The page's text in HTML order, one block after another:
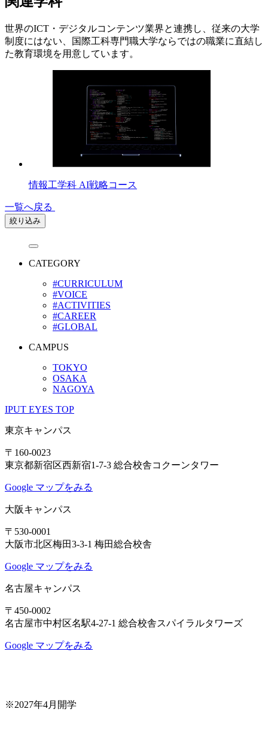
世界のICT・デジタルコンテンツ業界と連携し、従来の大学
制度にはない、国際工科専門職大学ならではの職業に直結し
た教育環境を用意しています。
情報工学科 AI戦略コース
一覧へ戻る
絞り込み
CATEGORY
#CURRICULUM
#VOICE
#ACTIVITIES
#CAREER
#GLOBAL
CAMPUS
TOKYO
OSAKA
NAGOYA
IPUT EYES TOP
東京キャンパス
〒160-0023
東京都新宿区西新宿1-7-3 総合校舎コクーンタワー
Google マップをみる
大阪キャンパス
〒530-0001
大阪市北区梅田3-3-1 梅田総合校舎
Google マップをみる
名古屋キャンパス
〒450-0002
名古屋市中村区名駅4-27-1 総合校舎スパイラルタワーズ
Google マップをみる
※2027年4月開学